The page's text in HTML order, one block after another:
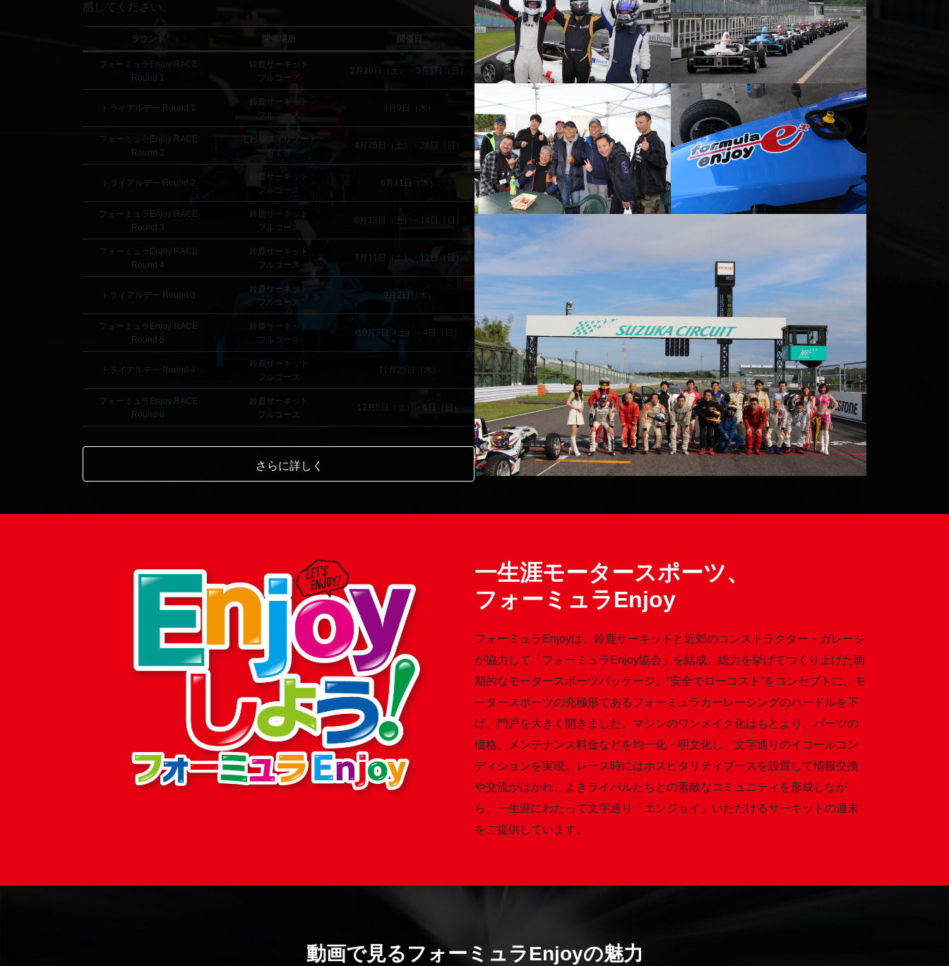
感してください。
ラウンド 開催場所 開催日
フォーミュラEnjoy RACE
Round 1
鈴鹿サーキット
フルコース
2月28日（土）・3月1日（日）
トライアルデー Round 1
鈴鹿サーキット
フルコース
4月9日（木）
フォーミュラEnjoy RACE
Round 2
モビリティリゾート
もてぎ
4月25日（土）・26日（日）
トライアルデー Round 2
鈴鹿サーキット
フルコース
6月11日（木）
フォーミュラEnjoy RACE
Round 3
鈴鹿サーキット
フルコース
6月13日（土）・14日（日）
フォーミュラEnjoy RACE
Round 4
鈴鹿サーキット
フルコース
7月11日（土）・12日（日）
トライアルデー Round 3
鈴鹿サーキット
フルコース
9月2日（水）
フォーミュラEnjoy RACE
Round 5
鈴鹿サーキット
フルコース
10月3日（土）・4日（日）
トライアルデー Round 4
鈴鹿サーキット
フルコース
11月25日（水）
フォーミュラEnjoy RACE
Round 6
鈴鹿サーキット
フルコース
12月5日（土）・6日（日）
さらに詳しく
一生涯モータースポーツ、
フォーミュラEnjoy
フォーミュラEnjoyは、鈴鹿サーキットと近郊のコンストラクター・ガレージ
が協力して「フォーミュラEnjoy協会」を結成、総力を挙げてつくり上げた画
期的なモータースポーツパッケージ。“安全でローコスト”をコンセプトに、モ
ータースポーツの究極形であるフォーミュラカーレーシングのハードルを下
げ、門戸を大きく開きました。マシンのワンメイク化はもとより、パーツの
価格、メンテナンス料金などを均一化・明文化し、文字通りのイコールコン
ディションを実現。レース時にはホスピタリティブースを設置して情報交換
や交流がはかれ、よきライバルたちとの素敵なコミュニティを形成しなが
ら、一生涯にわたって文字通り「エンジョイ」いただけるサーキットの週末
をご提供しています。
動画で見るフォーミュラEnjoyの魅力